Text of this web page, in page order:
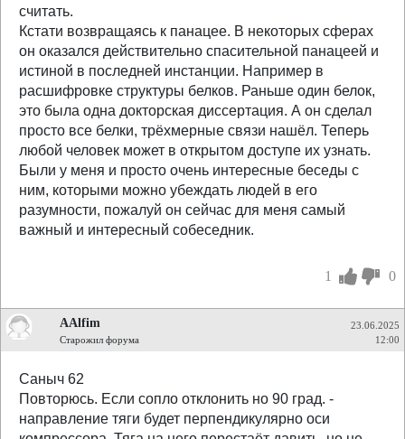
считать.
Кстати возвращаясь к панацее. В некоторых сферах
он оказался действительно спасительной панацеей и
истиной в последней инстанции. Например в
расшифровке структуры белков. Раньше один белок,
это была одна докторская диссертация. А он сделал
просто все белки, трёхмерные связи нашёл. Теперь
любой человек может в открытом доступе их узнать.
Были у меня и просто очень интересные беседы с
ним, которыми можно убеждать людей в его
разумности, пожалуй он сейчас для меня самый
важный и интересный собеседник.
1 0
AAlfim
Старожил форума
23.06.2025
12:00
Саныч 62
Повторюсь. Если сопло отклонить но 90 град. -
направление тяги будет перпендикулярно оси